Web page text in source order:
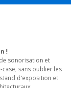
et clavette
normes ISO
!
sonorisation et
sans oublier les
d'exposition et